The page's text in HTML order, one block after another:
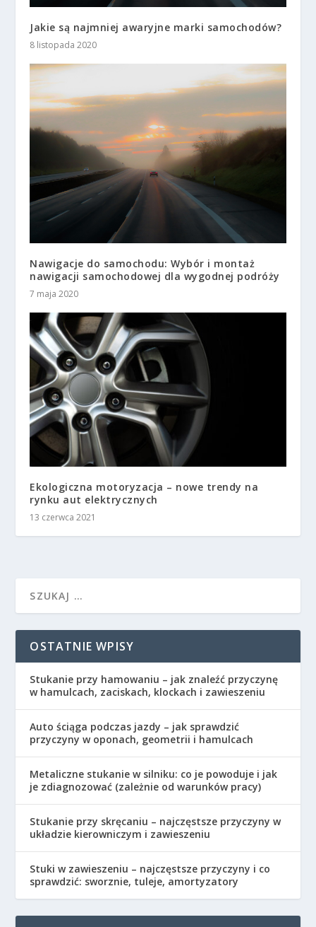
Jakie są najmniej awaryjne marki samochodów?
8 listopada 2020
Nawigacje do samochodu: Wybór i montaż
nawigacji samochodowej dla wygodnej podróży
7 maja 2020
Ekologiczna motoryzacja – nowe trendy na
rynku aut elektrycznych
13 czerwca 2021
OSTATNIE WPISY
Stukanie przy hamowaniu – jak znaleźć przyczynę
w hamulcach, zaciskach, klockach i zawieszeniu
Auto ściąga podczas jazdy – jak sprawdzić
przyczyny w oponach, geometrii i hamulcach
Metaliczne stukanie w silniku: co je powoduje i jak
je zdiagnozować (zależnie od warunków pracy)
Stukanie przy skręcaniu – najczęstsze przyczyny w
układzie kierowniczym i zawieszeniu
Stuki w zawieszeniu – najczęstsze przyczyny i co
sprawdzić: sworznie, tuleje, amortyzatory